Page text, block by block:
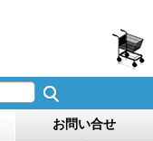
お問い合せ